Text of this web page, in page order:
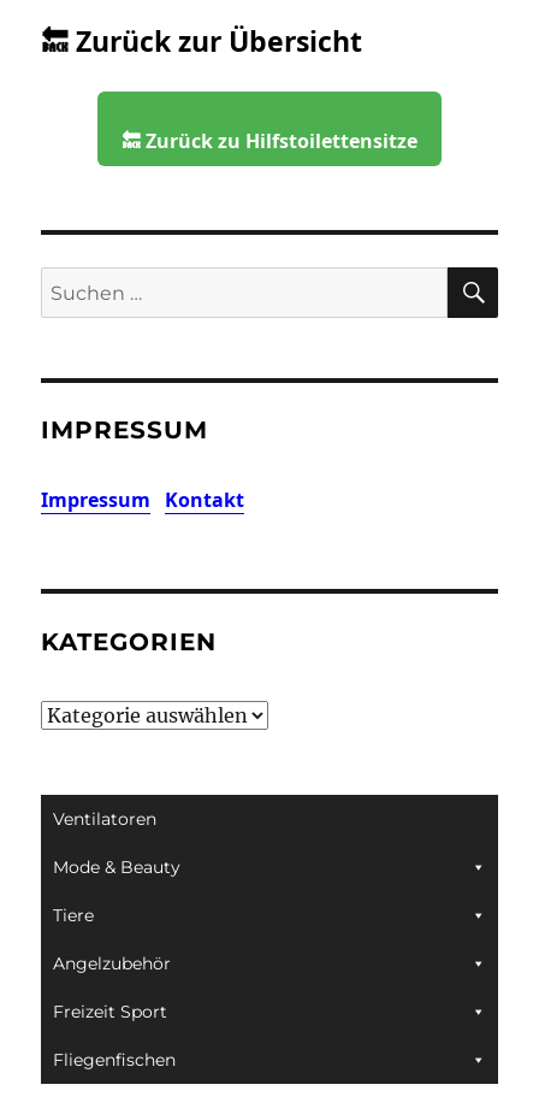
🔙 Zurück zur Übersicht
🔙 Zurück zu Hilfstoilettensitze
Suchen
nach:
IMPRESSUM
Impressum Kontakt
KATEGORIEN
Kategorien
Ventilatoren
Mode & Beauty
Tiere
Angelzubehör
Freizeit Sport
Fliegenfischen